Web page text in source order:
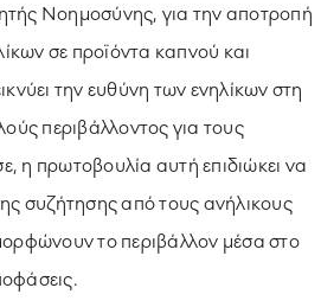
Νοημοσύνης, για την αποτροπή
σε προϊόντα καπνού και
την ευθύνη των ενηλίκων στη
περιβάλλοντος για τους
η πρωτοβουλία αυτή επιδιώκει να
συζήτησης από τους ανήλικους
το περιβάλλον μέσα στο